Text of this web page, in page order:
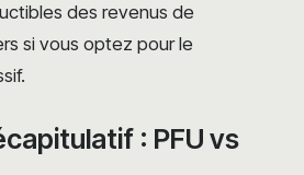
des revenus de
si vous optez pour le
: PFU vs